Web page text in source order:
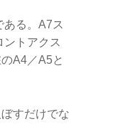
る。A7ス
トアクス
A4／A5と
すだけでな